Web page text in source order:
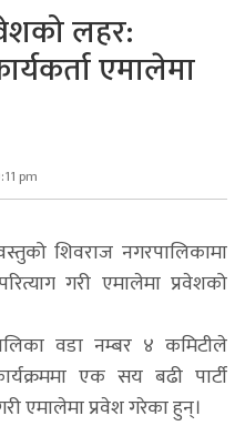
लहर:
एमालेमा
pm
शिवराज नगरपालिकामा
परित्याग गरी एमालेमा प्रवेशको
वडा नम्बर ४ कमिटीले
एक सय बढी पार्टी
गरी एमालेमा प्रवेश गरेका हुन्।